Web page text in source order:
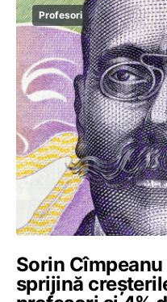
Profesori
Sorin
sprijină